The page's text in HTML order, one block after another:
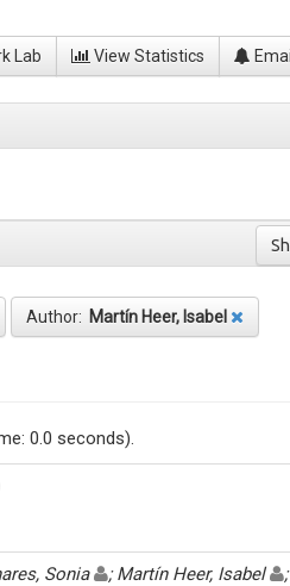
Lab View Statistics
Author: Martín Heer, Isabel
0.0 seconds).
Sonia ; Martín Heer, Isabel